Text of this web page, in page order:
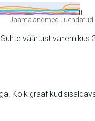
Jaama andmed
väärtust vahemikus
Kõik graafikud